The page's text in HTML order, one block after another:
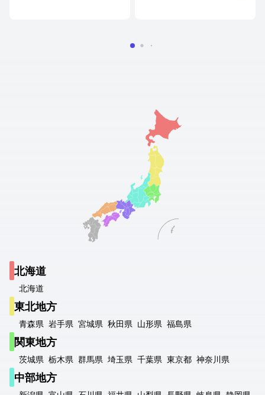
北海道
北海道
東北地方
青森県 岩手県 宮城県 秋田県 山形県 福島県
関東地方
茨城県 栃木県 群馬県 埼玉県 千葉県 東京都 神奈川県
中部地方